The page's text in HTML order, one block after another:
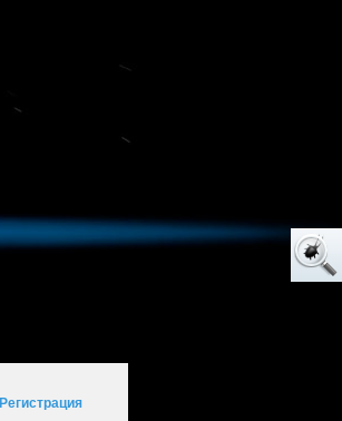
Регистрация